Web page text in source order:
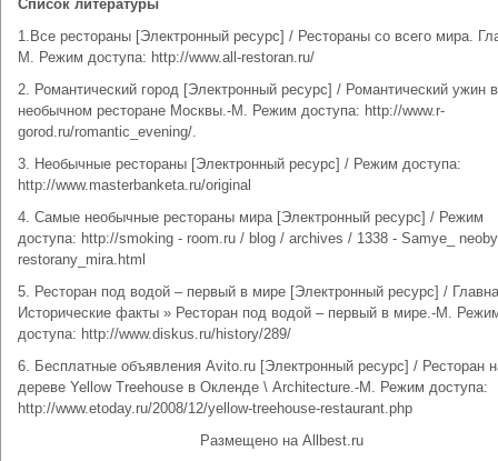
Список литературы
1.Все рестораны [Электронный ресурс] / Рестораны со всего мира.
М. Режим доступа: http://www.all-restoran.ru/
2. Романтический город [Электронный ресурс] / Романтический ужин в
необычном ресторане Москвы.-М. Режим доступа: http://www.r-
gorod.ru/romantic_evening/.
3. Необычные рестораны [Электронный ресурс] / Режим доступа:
http://www.masterbanketa.ru/original
4. Самые необычные рестораны мира [Электронный ресурс] / Режим
доступа: http://smoking - room.ru / blog / archives / 1338 - Samye_
restorany_mira.html
5. Ресторан под водой – первый в мире [Электронный ресурс] /
Исторические факты » Ресторан под водой – первый в мире.-М.
доступа: http://www.diskus.ru/history/289/
6. Бесплатные объявления Avito.ru [Электронный ресурс] / Ресторан
дереве Yellow Treehouse в Окленде \ Architecture.-М. Режим доступа:
http://www.etoday.ru/2008/12/yellow-treehouse-restaurant.php
Размещено на Allbest.ru